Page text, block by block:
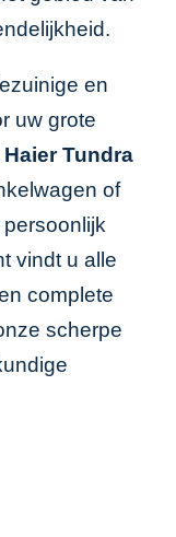
en
uw grote
Haier Tundra
of
vindt u alle
complete
scherpe